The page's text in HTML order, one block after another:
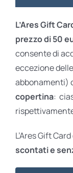
L’Ares Gift
prezzo di 50
consente di
eccezione
abbonamenti)
copertina:
L’Ares Gift
scontati e